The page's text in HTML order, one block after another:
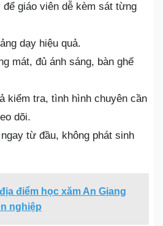
giáo viên dễ kèm sát từng
dạy hiệu quả.
mát, đủ ánh sáng, bàn ghế
kiểm tra, tình hình chuyên cần
dõi.
từ đầu, không phát sinh
điểm học xăm An Giang
nghiệp